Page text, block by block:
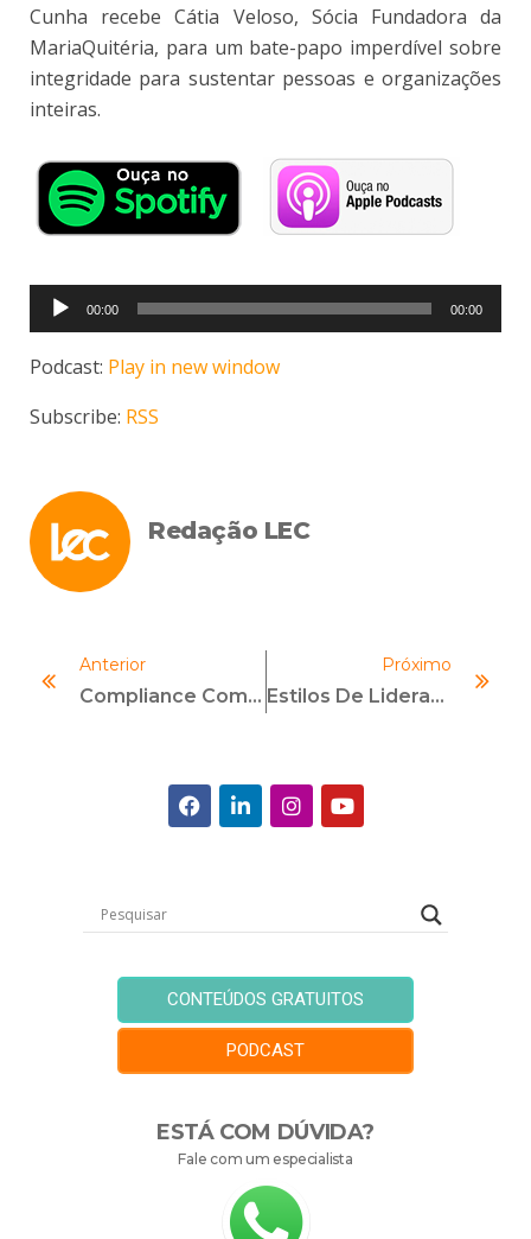
Cunha recebe Cátia Veloso, Sócia Fundadora da
MariaQuitéria, para um bate-papo imperdível sobre
integridade para sustentar pessoas e organizações
inteiras.
Tocador
de
áudio
00:00 00:00
Podcast: Play in new window
Subscribe: RSS
Redação LEC
Anterior
Compliance Como Cultura Organizacional: Além Do Cumprimento Formal De Normas
Próximo
Estilos De Liderança: Conheça Os Principais
CONTEÚDOS GRATUITOS
PODCAST
ESTÁ COM DÚVIDA?
Fale com um especialista